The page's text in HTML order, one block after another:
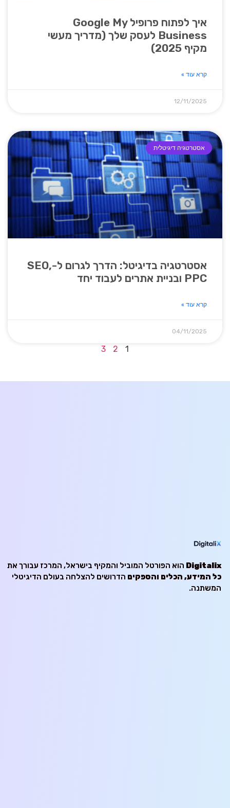
איך לפתוח פרופיל Google My
Business לעסק שלך (מדריך מעשי
מקיף 2025)
קרא עוד »
12/11/2025
אסטרטגיה דיגיטלית
אסטרטגיה בדיגיטל: הדרך לגרום ל-SEO,
PPC ובניית אתרים לעבוד יחד
קרא עוד »
04/11/2025
1
2
3
Digitalix הוא הפורטל המוביל והמקיף בישראל, המרכז עבורך את
כל המידע, הכלים והספקים הדרושים להצלחה בעולם הדיגיטלי
המשתנה.